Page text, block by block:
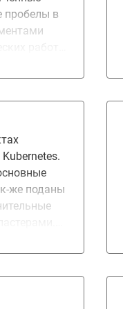
пробелы в
же поданы